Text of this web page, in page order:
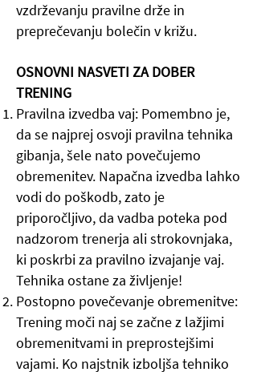
vzdrževanju pravilne drže in
preprečevanju bolečin v križu.
OSNOVNI NASVETI ZA DOBER
TRENING
Pravilna izvedba vaj: Pomembno je,
da se najprej osvoji pravilna tehnika
gibanja, šele nato povečujemo
obremenitev. Napačna izvedba lahko
vodi do poškodb, zato je
priporočljivo, da vadba poteka pod
nadzorom trenerja ali strokovnjaka,
ki poskrbi za pravilno izvajanje vaj.
Tehnika ostane za življenje!
Postopno povečevanje obremenitve:
Trening moči naj se začne z lažjimi
obremenitvami in preprostejšimi
vajami. Ko najstnik izboljša tehniko